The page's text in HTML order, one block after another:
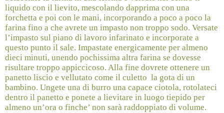
liquido con il lievito, mescolando dapprima con una
forchetta e poi con le mani, incorporando a poco a poco la
farina fino a che avrete un impasto non troppo sodo. Versate
l’impasto sul piano di lavoro infarinato e incorporate a
questo punto il sale. Impastate energicamente per almeno
dieci minuti, unendo pochissima altra farina se dovesse
risultare troppo appiccicoso. Alla fine dovrete ottenere un
panetto liscio e vellutato come il culetto la gota di un
bambino. Ungete una di burro una capace ciotola, rotolateci
dentro il panetto e ponete a lievitare in luogo tiepido per
almeno un’ora o finche’ non sarà raddoppiato di volume.